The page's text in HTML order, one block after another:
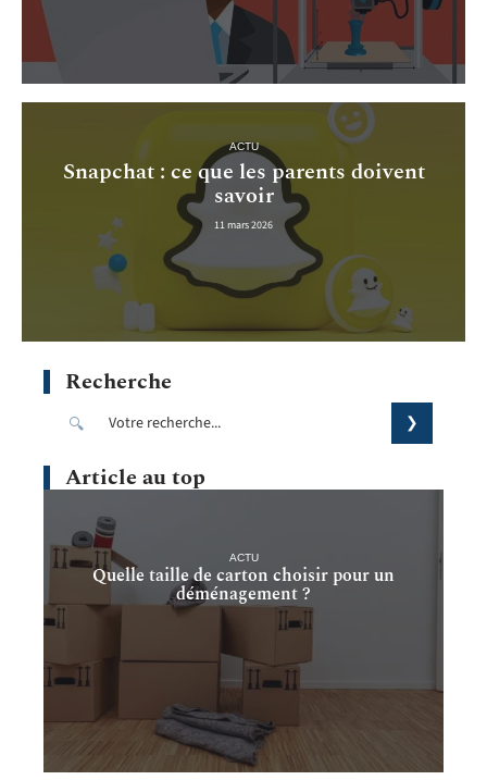
ACTU
Snapchat : ce que les parents doivent
savoir
11 mars 2026
Recherche
Article au top
ACTU
Quelle taille de carton choisir pour un
déménagement ?